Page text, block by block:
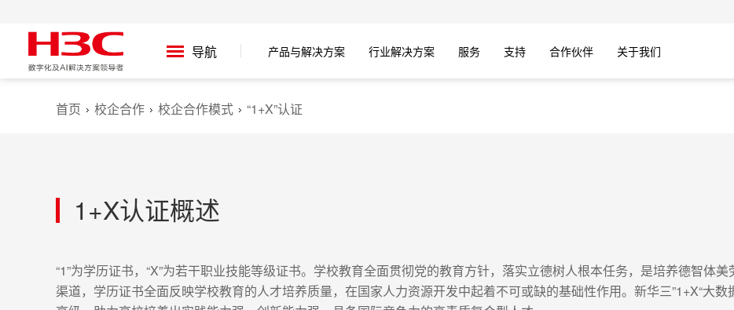
导航 产品与解决方案 行业解决方案 服务 支持 合作伙伴 关于我们
首页 校企合作 校企合作模式 “1+X”认证
1+X认证概述
“1”为学历证书，“X”为若干职业技能等级证书。学校教育全面贯彻党的教育方针，落实立德树人根本任务，是培养德智体
渠道，学历证书全面反映学校教育的人才培养质量，在国家人力资源开发中起着不可或缺的基础性作用。新华三”1+X“大数